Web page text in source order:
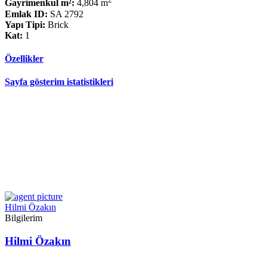
Gayrimenkul m²: 4,804 m
Emlak ID: SA 2792
Yapı Tipi: Brick
Kat: 1
Özellikler
Sayfa gösterim istatistikleri
Hilmi Özakın
Bilgilerim
Hilmi Özakın